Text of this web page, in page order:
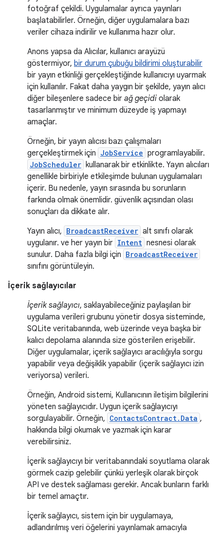
fotoğraf çekildi. Uygulamalar ayrıca yayınları
başlatabilirler. Örneğin, diğer uygulamalara bazı
veriler cihaza indirilir ve kullanıma hazır olur.
Anons yapsa da Alıcılar, kullanıcı arayüzü
göstermiyor, bir durum çubuğu bildirimi oluşturabilir
bir yayın etkinliği gerçekleştiğinde kullanıcıyı uyarmak
için kullanılır. Fakat daha yaygın bir şekilde, yayın alıcı
diğer bileşenlere sadece bir ağ geçidi olarak
tasarlanmıştır ve minimum düzeyde iş yapmayı
amaçlar.
Örneğin, bir yayın alıcısı bazı çalışmaları
gerçekleştirmek için JobService programlayabilir.
JobScheduler kullanarak bir etkinlikte. Yayın alıcıları
genellikle birbiriyle etkileşimde bulunan uygulamaları
içerir. Bu nedenle, yayın sırasında bu sorunların
farkında olmak önemlidir. güvenlik açısından olası
sonuçları da dikkate alır.
Yayın alıcı, BroadcastReceiver alt sınıfı olarak
uygulanır. ve her yayın bir Intent nesnesi olarak
sunulur. Daha fazla bilgi için BroadcastReceiver
sınıfını görüntüleyin.
İçerik sağlayıcılar
İçerik sağlayıcı, saklayabileceğiniz paylaşılan bir
uygulama verileri grubunu yönetir dosya sisteminde,
SQLite veritabanında, web üzerinde veya başka bir
kalıcı depolama alanında size gösterilen erişebilir.
Diğer uygulamalar, içerik sağlayıcı aracılığıyla sorgu
yapabilir veya değişiklik yapabilir (içerik sağlayıcı izin
veriyorsa) verileri.
Örneğin, Android sistemi, Kullanıcının iletişim bilgilerini
yöneten sağlayıcıdır. Uygun içerik sağlayıcıyı
sorgulayabilir. Örneğin, ContactsContract.Data ,
hakkında bilgi okumak ve yazmak için karar
verebilirsiniz.
İçerik sağlayıcıyı bir veritabanındaki soyutlama olarak
görmek cazip gelebilir çünkü yerleşik olarak birçok
API ve destek sağlaması gerekir. Ancak bunların farklı
bir temel amaçtır.
İçerik sağlayıcı, sistem için bir uygulamaya,
adlandırılmış veri öğelerini yayınlamak amacıyla